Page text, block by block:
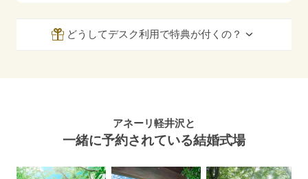
どうしてデスク利用で特典が付くの？
アネーリ軽井沢と
一緒に予約されている結婚式場